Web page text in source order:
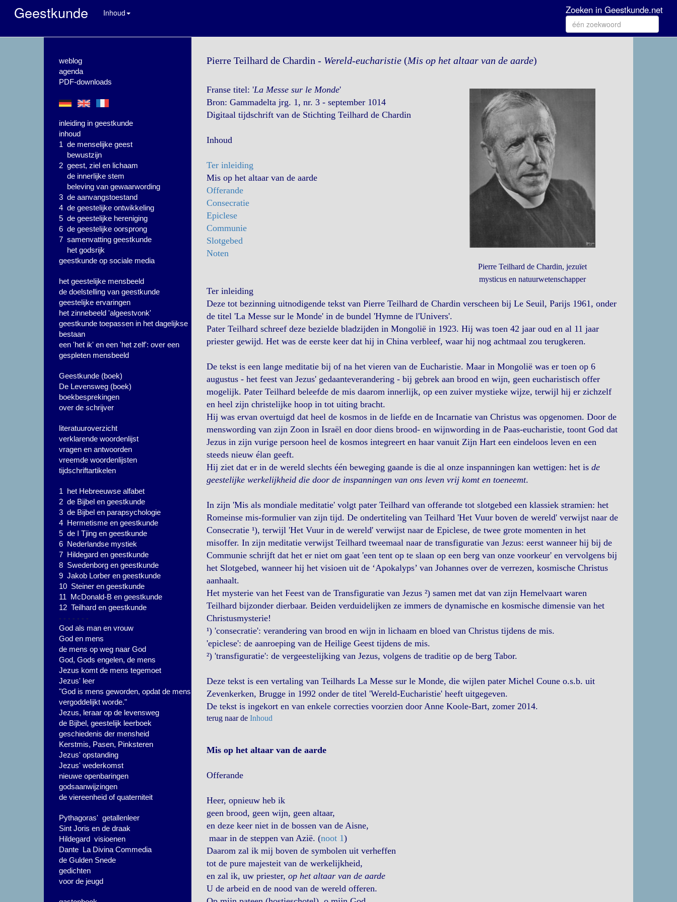
Geestkunde Inhoud Zoeken in Geestkunde.net
weblog
agenda
PDF-downloads
inleiding in geestkunde
inhoud
1 de menselijke geest
bewustzijn
2 geest, ziel en lichaam
de innerlijke stem
beleving van gewaarwording
3 de aanvangstoestand
4 de geestelijke ontwikkeling
5 de geestelijke hereniging
6 de geestelijke oorsprong
7 samenvatting geestkunde
het godsrijk
geestkunde op sociale media
het geestelijke mensbeeld
de doelstelling van geestkunde
geestelijke ervaringen
het zinnebeeld 'algeestvonk'
geestkunde toepassen in het dagelijkse
bestaan
een 'het ik' en een 'het zelf': over een
gespleten mensbeeld
Geestkunde (boek)
De Levensweg (boek)
boekbesprekingen
over de schrijver
literatuuroverzicht
verklarende woordenlijst
vragen en antwoorden
vreemde woordenlijsten
tijdschriftartikelen
1 het Hebreeuwse alfabet
2 de Bijbel en geestkunde
3 de Bijbel en parapsychologie
4 Hermetisme en geestkunde
5 de I Tjing en geestkunde
6 Nederlandse mystiek
7 Hildegard en geestkunde
8 Swedenborg en geestkunde
9 Jakob Lorber en geestkunde
10 Steiner en geestkunde
11 McDonald-B en geestkunde
12 Teilhard en geestkunde
- - - - - - -
God als man en vrouw
God en mens
de mens op weg naar God
God, Gods engelen, de mens
Jezus komt de mens tegemoet
Jezus' leer
"God is mens geworden, opdat de mens
vergoddelijkt worde."
Jezus, leraar op de levensweg
de Bijbel, geestelijk leerboek
geschiedenis der mensheid
Kerstmis, Pasen, Pinksteren
Jezus' opstanding
Jezus' wederkomst
nieuwe openbaringen
godsaanwijzingen
de viereenheid of quaterniteit
Pythagoras' getallenleer
Sint Joris en de draak
Hildegard visioenen
Dante La Divina Commedia
de Gulden Snede
gedichten
voor de jeugd
Pierre Teilhard de Chardin - Wereld-eucharistie(Mis op het altaar van de aarde)
Pierre Teilhard de Chardin, jezuïet
mysticus en natuurwetenschapper
Franse titel: 'La Messe sur le Monde'
Bron: Gammadelta jrg. 1, nr. 3 - september 1014
Digitaal tijdschrift van de Stichting Teilhard de Chardin
Inhoud
Ter inleiding
Mis op het altaar van de aarde
Offerande
Consecratie
Epiclese
Communie
Slotgebed
Noten
Ter inleiding
Deze tot bezinning uitnodigende tekst van Pierre Teilhard de Chardin verscheen bij Le Seuil, Parijs 1961, onder
de titel 'La Messe sur le Monde' in de bundel 'Hymne de l'Univers'.
Pater Teilhard schreef deze bezielde bladzijden in Mongolië in 1923. Hij was toen 42 jaar oud en al 11 jaar
priester gewijd. Het was de eerste keer dat hij in China verbleef, waar hij nog achtmaal zou terugkeren.
De tekst is een lange meditatie bij of na het vieren van de Eucharistie. Maar in Mongolië was er toen op 6
augustus - het feest van Jezus' gedaanteverandering - bij gebrek aan brood en wijn, geen eucharistisch offer
mogelijk. Pater Teilhard beleefde de mis daarom innerlijk, op een zuiver mystieke wijze, terwijl hij er zichzelf
en heel zijn christelijke hoop in tot uiting bracht.
Hij was ervan overtuigd dat heel de kosmos in de liefde en de Incarnatie van Christus was opgenomen. Door de
menswording van zijn Zoon in Israël en door diens brood- en wijnwording in de Paas-eucharistie, toont God dat
Jezus in zijn vurige persoon heel de kosmos integreert en haar vanuit Zijn Hart een eindeloos leven en een
steeds nieuw élan geeft.
Hij ziet dat er in de wereld slechts één beweging gaande is die al onze inspanningen kan wettigen: het is de
geestelijke werkelijkheid die door de inspanningen van ons leven vrij komt en toeneemt.
In zijn 'Mis als mondiale meditatie' volgt pater Teilhard van offerande tot slotgebed een klassiek stramien: het
Romeinse mis-formulier van zijn tijd. De ondertiteling van Teilhard 'Het Vuur boven de wereld' verwijst naar de
Consecratie ¹), terwijl 'Het Vuur in de wereld' verwijst naar de Epiclese, de twee grote momenten in het
misoffer. In zijn meditatie verwijst Teilhard tweemaal naar de transfiguratie van Jezus: eerst wanneer hij bij de
Communie schrijft dat het er niet om gaat 'een tent op te slaan op een berg van onze voorkeur' en vervolgens bij
het Slotgebed, wanneer hij het visioen uit de ‘Apokalyps’ van Johannes over de verrezen, kosmische Christus
aanhaalt.
Het mysterie van het Feest van de Transfiguratie van Jezus ²) samen met dat van zijn Hemelvaart waren
Teilhard bijzonder dierbaar. Beiden verduidelijken ze immers de dynamische en kosmische dimensie van het
Christusmysterie!
¹) 'consecratie': verandering van brood en wijn in lichaam en bloed van Christus tijdens de mis.
'epiclese': de aanroeping van de Heilige Geest tijdens de mis.
²) 'transfiguratie': de vergeestelijking van Jezus, volgens de traditie op de berg Tabor.
Deze tekst is een vertaling van Teilhards La Messe sur le Monde, die wijlen pater Michel Coune o.s.b. uit
Zevenkerken, Brugge in 1992 onder de titel 'Wereld-Eucharistie' heeft uitgegeven.
De tekst is ingekort en van enkele correcties voorzien door Anne Koole-Bart, zomer 2014.
terug naar de Inhoud
Mis op het altaar van de aarde
Offerande
Heer, opnieuw heb ik
geen brood, geen wijn, geen altaar,
en deze keer niet in de bossen van de Aisne,
maar in de steppen van Azië. (noot 1)
Daarom zal ik mij boven de symbolen uit verheffen
tot de pure majesteit van de werkelijkheid,
en zal ik, uw priester, op het altaar van de aarde
U de arbeid en de nood van de wereld offeren.